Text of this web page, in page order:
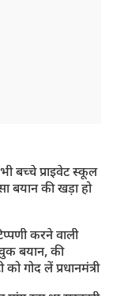
बच्चे प्राइवेट स्कूल
बयान की खड़ा हो
करने वाली
बयान, की
गोद लें प्रधानमंत्री